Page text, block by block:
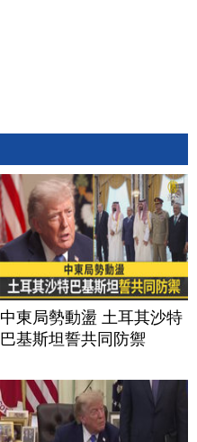
中東局勢動盪 土耳其沙特
巴基斯坦誓共同防禦